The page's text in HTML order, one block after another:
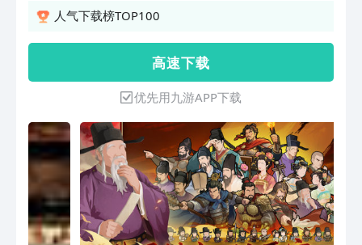
验，全新玩法系统梦华录、海域版图首次
新名臣齐聚登场，战和抉择、商贸经营、
海外远航、诗词雅韵等丰富内容等你体
验。烽烟未息，故土未复，谁能重整山
河，再续华夏？
人气下载榜TOP100
高 速 下 载
优先用九游APP下载